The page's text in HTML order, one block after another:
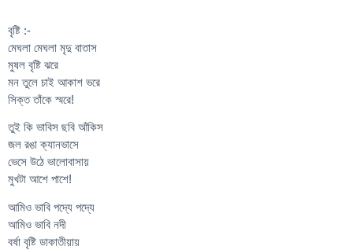
বৃষ্টি :-
মেঘলা মেঘলা মৃদু বাতাস
মুষল বৃষ্টি ঝরে
মন তুলে চাই আকাশ ভরে
সিক্ত তাঁকে স্মরে!
তুই কি ভাবিস ছবি আঁকিস
জল রঙা ক্যানভাসে
ভেসে উঠে ভালোবাসায়
মুখটা আশে পাশে!
আমিও ভাবি পদ্যে পদ্যে
আমিও ভাবি নদী
বর্ষা বৃষ্টি ডাকাতীয়ায়